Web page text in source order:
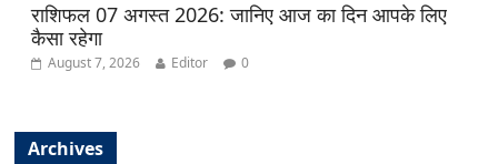
राशिफल 07 अगस्त 2026: जानिए आज का दिन आपके लिए
कैसा रहेगा
August 7, 2026 Editor 0
Archives